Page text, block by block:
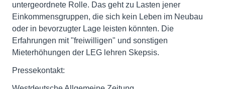
untergeordnete Rolle. Das geht zu Lasten jener
Einkommensgruppen, die sich kein Leben im Neubau
oder in bevorzugter Lage leisten könnten. Die
Erfahrungen mit "freiwilligen" und sonstigen
Mieterhöhungen der LEG lehren Skepsis.
Pressekontakt: